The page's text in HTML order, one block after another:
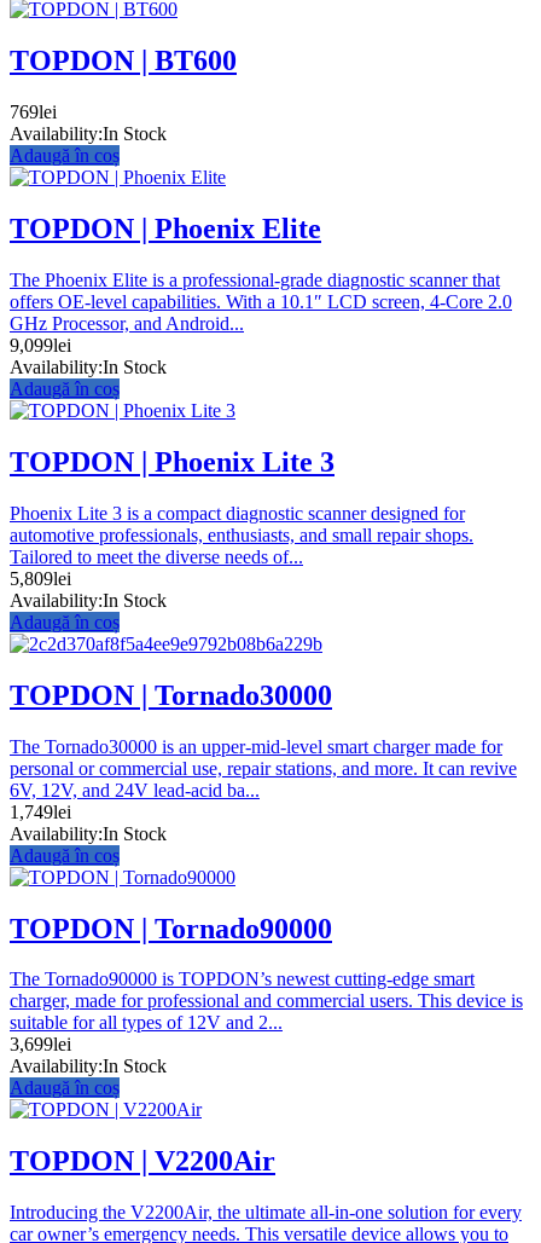
TOPDON | BT600
769lei
Availability:In Stock
Adaugă în coș
TOPDON | Phoenix Elite
The Phoenix Elite is a professional-grade diagnostic scanner that
offers OE-level capabilities. With a 10.1″ LCD screen, 4-Core 2.0
GHz Processor, and Android...
9,099lei
Availability:In Stock
Adaugă în coș
TOPDON | Phoenix Lite 3
Phoenix Lite 3 is a compact diagnostic scanner designed for
automotive professionals, enthusiasts, and small repair shops.
Tailored to meet the diverse needs of...
5,809lei
Availability:In Stock
Adaugă în coș
TOPDON | Tornado30000
The Tornado30000 is an upper-mid-level smart charger made for
personal or commercial use, repair stations, and more. It can revive
6V, 12V, and 24V lead-acid ba...
1,749lei
Availability:In Stock
Adaugă în coș
TOPDON | Tornado90000
The Tornado90000 is TOPDON’s newest cutting-edge smart
charger, made for professional and commercial users. This device is
suitable for all types of 12V and 2...
3,699lei
Availability:In Stock
Adaugă în coș
TOPDON | V2200Air
Introducing the V2200Air, the ultimate all-in-one solution for every
car owner’s emergency needs. This versatile device allows you to